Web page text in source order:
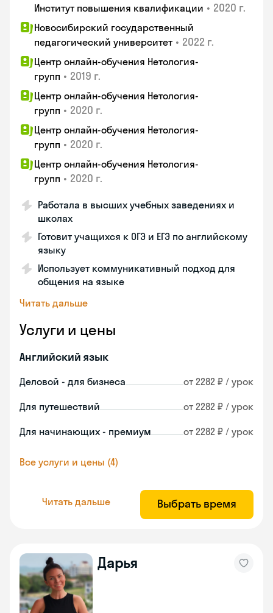
Институт повышения квалификации • 2020 г.
Новосибирский государственный
педагогический университет • 2022 г.
Центр онлайн-обучения Нетология-
групп • 2019 г.
Центр онлайн-обучения Нетология-
групп • 2020 г.
Центр онлайн-обучения Нетология-
групп • 2020 г.
Центр онлайн-обучения Нетология-
групп • 2020 г.
Работала в высших учебных заведениях и
школах
Готовит учащихся к ОГЭ и ЕГЭ по английскому
языку
Использует коммуникативный подход для
общения на языке
Читать дальше
Услуги и цены
Английский язык
Деловой - для бизнеса от 2282 ₽ / урок
Для путешествий от 2282 ₽ / урок
Для начинающих - премиум от 2282 ₽ / урок
Все услуги и цены (4)
Читать дальше Выбрать время
Дарья